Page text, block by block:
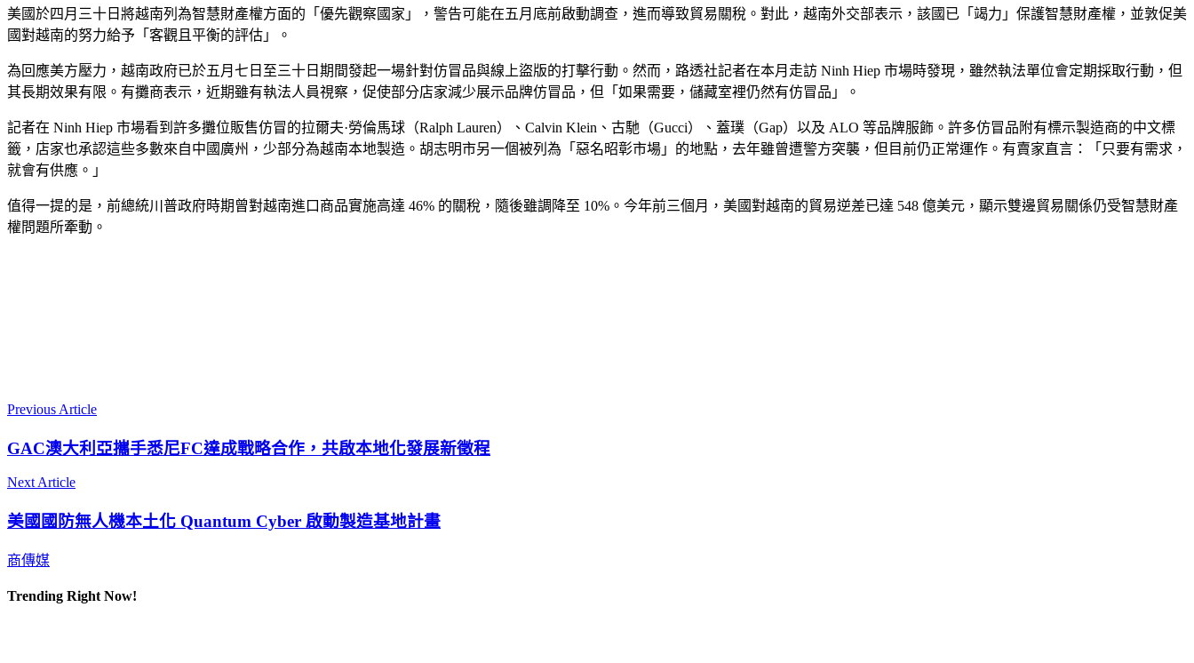
美國於四月三十日將越南列為智慧財產權方面的「優先觀察國家」，警告可能在五月底前啟動調查，進而導致貿易關稅。對此，越南外交部表示，該國已「竭力」保護智慧財產權，並敦促美
國對越南的努力給予「客觀且平衡的評估」。
為回應美方壓力，越南政府已於五月七日至三十日期間發起一場針對仿冒品與線上盜版的打擊行動。然而，路透社記者在本月走訪 Ninh Hiep 市場時發現，雖然執法單位會定期採取行動，但
其長期效果有限。有攤商表示，近期雖有執法人員視察，促使部分店家減少展示品牌仿冒品，但「如果需要，儲藏室裡仍然有仿冒品」。
記者在 Ninh Hiep 市場看到許多攤位販售仿冒的拉爾夫·勞倫馬球（Ralph Lauren）、Calvin Klein、古馳（Gucci）、蓋璞（Gap）以及 ALO 等品牌服飾。許多仿冒品附有標示製造商的中文標
籤，店家也承認這些多數來自中國廣州，少部分為越南本地製造。胡志明市另一個被列為「惡名昭彰市場」的地點，去年雖曾遭警方突襲，但目前仍正常運作。有賣家直言：「只要有需求，
就會有供應。」
值得一提的是，前總統川普政府時期曾對越南進口商品實施高達 46% 的關稅，隨後雖調降至 10%。今年前三個月，美國對越南的貿易逆差已達 548 億美元，顯示雙邊貿易關係仍受智慧財產
權問題所牽動。
Previous Article
GAC澳大利亞攜手悉尼FC達成戰略合作，共啟本地化發展新徵程
Next Article
美國國防無人機本土化 Quantum Cyber 啟動製造基地計畫
商傳媒
Trending Right Now!